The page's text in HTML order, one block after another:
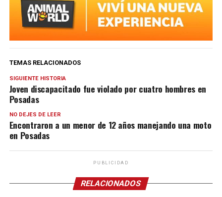
TEMAS RELACIONADOS
SIGUIENTE HISTORIA
Joven discapacitado fue violado por cuatro hombres en
Posadas
NO DEJES DE LEER
Encontraron a un menor de 12 años manejando una moto
en Posadas
PUBLICIDAD
RELACIONADOS